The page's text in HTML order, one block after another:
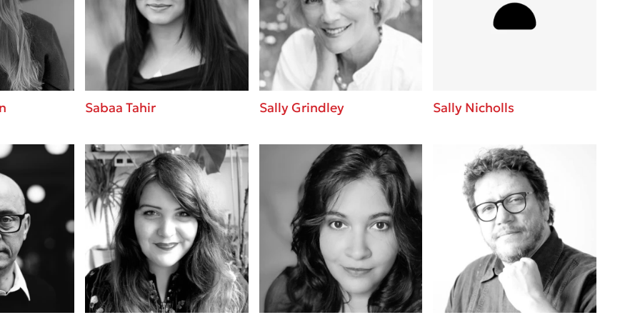
Baccalario
3 βιβλία που μπορείς να διαβάσεις σε
μια μέρα!
Εύκολη συνταγή για chicken BBQ pizza
από τον Άκη Πετρετζίκη!
Διακοπές με τα παιδιά: Η ανάγκη μας για
παύση σε μετωπική σύγκρουση με τη
Πάνω, κάτω, μπροστά, πίσω; Κάνε το
τεστ και ανακάλυψε την τάση σου!
Sabaa Tahir Sally Grindley Sally Nicholls